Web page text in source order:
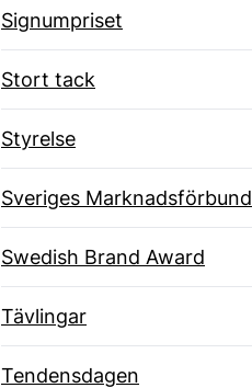
Signumpriset
Stort tack
Styrelse
Sveriges Marknadsförbund
Swedish Brand Award
Tävlingar
Tendensdagen